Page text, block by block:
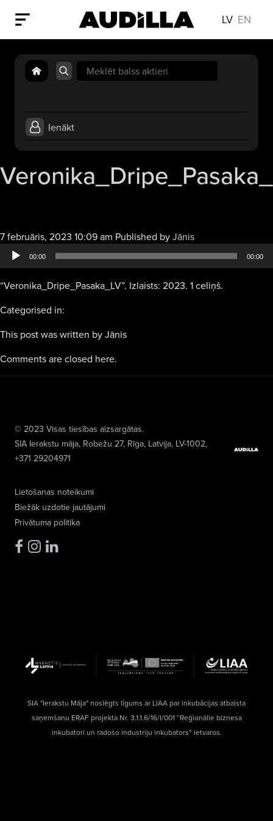
LV EN
Search
for:
Ienākt
7 februāris, 2023 10:09 am Published byJānisAudio
atskaņotājs
00:00 00:00
“Veronika_Dripe_Pasaka_LV”. Izlaists: 2023. 1 celiņš.
Categorised in:
This post was written by Jānis
Comments are closed here.
Lietošanas noteikumi
Biežāk uzdotie jautājumi
Privātuma politika
© 2023 Visas tiesības aizsargātas.
SIA Ierakstu māja, Robežu 27, Rīga, Latvija, LV-1002,
+371 29204971
SIA "Ierakstu Māja" noslēgts līgums ar LIAA par inkubācijas atbalsta
saņemšanu ERAF projekta Nr. 3.1.1.6/16/I/001 “Reģionālie biznesa
inkubatori un radošo industriju inkubators” ietvaros.